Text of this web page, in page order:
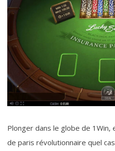
Plonger dans le globe de
de paris révolutionnaire quel